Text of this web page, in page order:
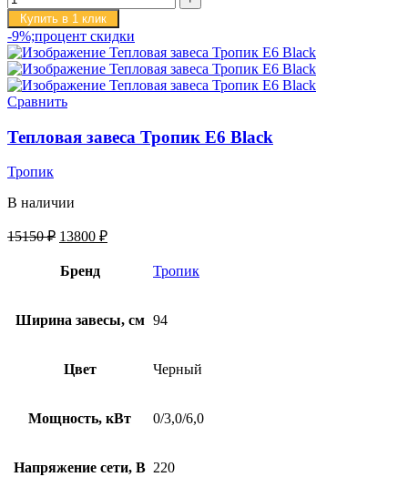
Купить в 1 клик
-9%;процент скидки
Сравнить
Тепловая завеса Тропик E6 Black
Тропик
В наличии
15150₽ 13800 ₽
Бренд Тропик
Ширина завесы, см 94
Цвет Черный
Мощность, кВт 0/3,0/6,0
Напряжение сети, В 220